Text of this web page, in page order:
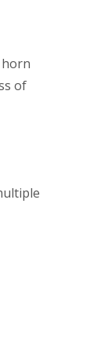
horn
of